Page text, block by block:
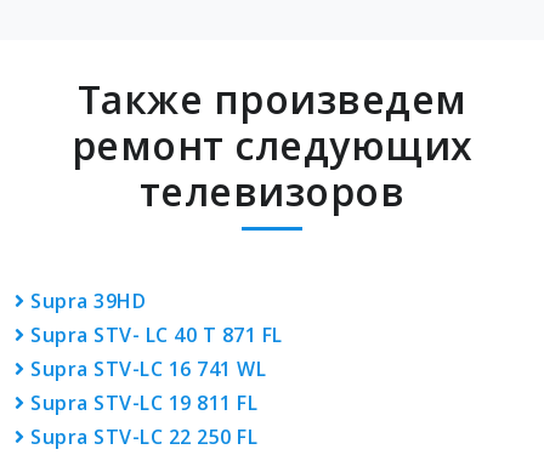
Также произведем
ремонт следующих
телевизоров
Supra 39HD
Supra STV- LC 40 T 871 FL
Supra STV-LC 16 741 WL
Supra STV-LC 19 811 FL
Supra STV-LC 22 250 FL